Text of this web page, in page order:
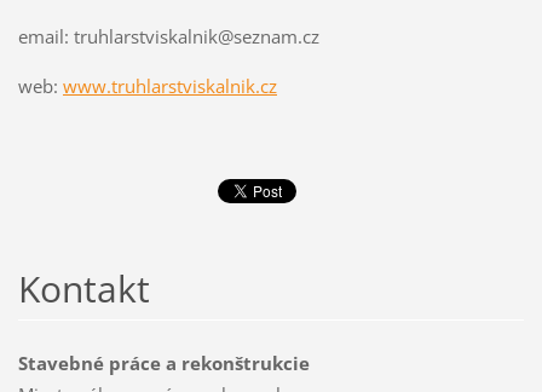
email: truhlarstviskalnik@seznam.cz
web: www.truhlarstviskalnik.cz
Kontakt
Stavebné práce a rekonštrukcie